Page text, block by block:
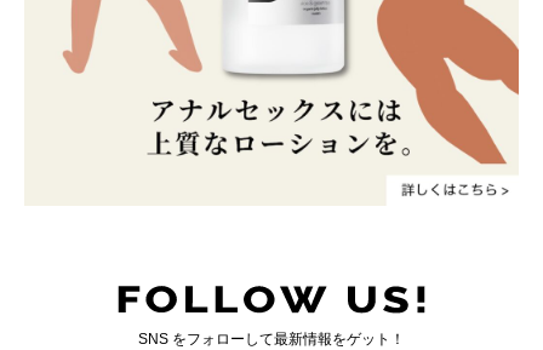
SNS をフォローして最新情報をゲット！